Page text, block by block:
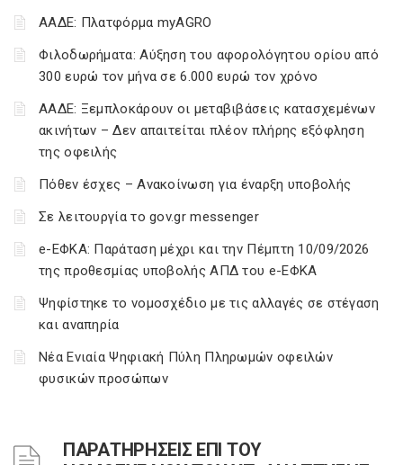
ΑΑΔΕ: Πλατφόρμα myAGRO
Φιλοδωρήματα: Αύξηση του αφορολόγητου ορίου από
300 ευρώ τον μήνα σε 6.000 ευρώ τον χρόνο
ΑΑΔΕ: Ξεμπλοκάρουν οι μεταβιβάσεις κατασχεμένων
ακινήτων – Δεν απαιτείται πλέον πλήρης εξόφληση
της οφειλής
Πόθεν έσχες – Ανακοίνωση για έναρξη υποβολής
Σε λειτουργία το gov.gr messenger
e-ΕΦΚΑ: Παράταση μέχρι και την Πέμπτη 10/09/2026
της προθεσμίας υποβολής ΑΠΔ του e-ΕΦΚΑ
Ψηφίστηκε το νομοσχέδιο με τις αλλαγές σε στέγαση
και αναπηρία
Νέα Ενιαία Ψηφιακή Πύλη Πληρωμών οφειλών
φυσικών προσώπων
ΠΑΡΑΤΗΡΗΣΕΙΣ ΕΠΙ ΤΟΥ